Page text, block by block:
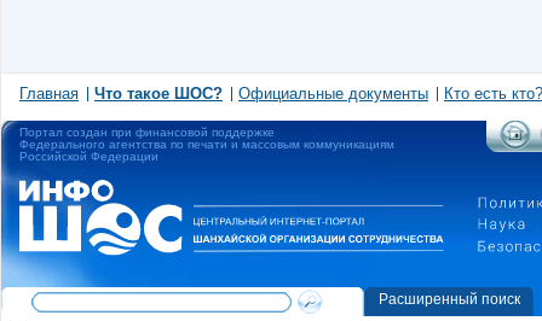
Главная Что такое ШОС? Официальные документы Кто есть кто?
Портал создан при финансовой поддержке
Федерального агентства по печати и массовым коммуникациям
Российской Федерации
Расширенный поиск